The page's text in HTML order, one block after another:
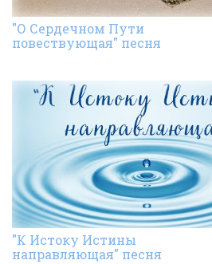
"О Сердечном Пути
повествующая" песня
"К Истоку Истины
направляющая" песня